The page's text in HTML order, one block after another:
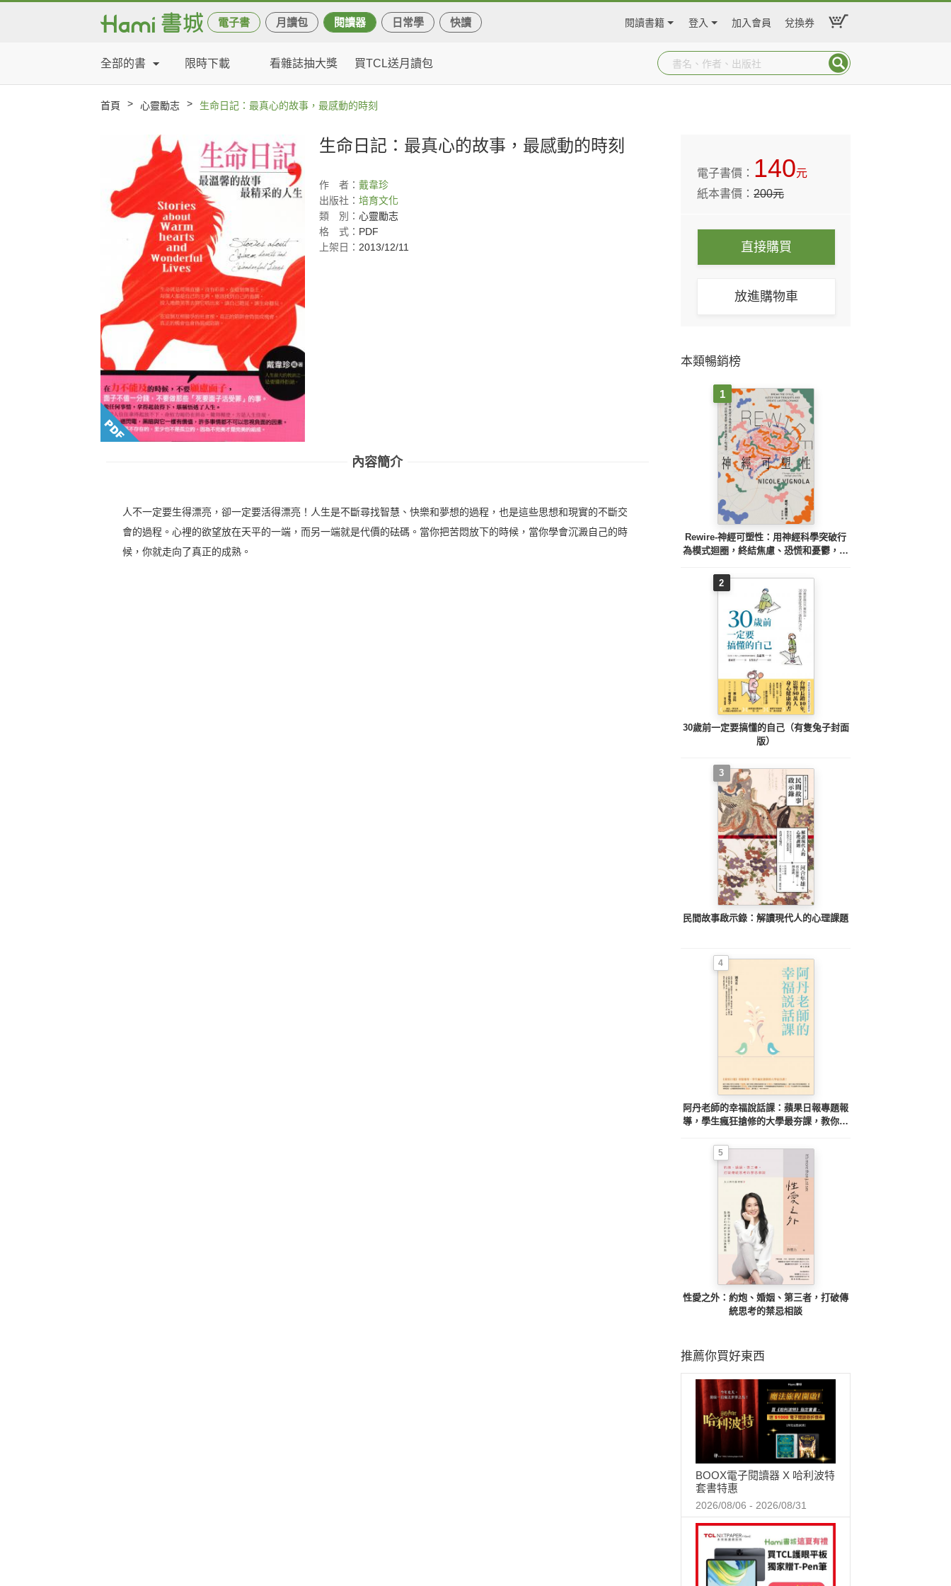
電子書 月讀包 閱讀器 日常學 快讀 閱讀書籍 登入 加入會員 兌換券
全部的書 限時下載 看雜誌抽大獎 買TCL送月讀包
首頁 > 心靈勵志 > 生命日記：最真心的故事，最感動的時刻
生命日記：最真心的故事，最感動的時刻
作 者： 戴韋珍
出版社： 培育文化
類
別： 心靈勵志
格
式： PDF
上架日： 2013/12/11
內容簡介
人不一定要生得漂亮，卻一定要活得漂亮！人生是不斷尋找智慧、快樂和夢想的過程，也是這些思想和現實的不斷交
會的過程。心裡的欲望放在天平的一端，而另一端就是代價的砝碼。當你把苦悶放下的時候，當你學會沉澱自己的時
候，你就走向了真正的成熟。
電子書價： 140元
紙本書價：200元
直接購買
放進購物車
本類暢銷榜
1
Rewire-神經可塑性：用神經科學突破行
為模式迴圈，終結焦慮、恐慌和憂鬱，實
2
30歲前一定要搞懂的自己（有隻兔子封面
版）
3
民間故事啟示錄：解讀現代人的心理課題
4
阿丹老師的幸福說話課：蘋果日報專題報
導，學生瘋狂搶修的大學最夯課，教你不
5
性愛之外：約炮、婚姻、第三者，打破傳
統思考的禁忌相談
推薦你買好東西
BOOX電子閱讀器 X 哈利波特
套書特惠
2026/08/06 - 2026/08/31